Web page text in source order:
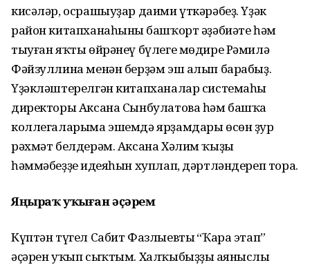
кисәләр, осрашыуҙар даими үткәрәбеҙ. Үҙәк
район китапханаһының башҡорт әҙәбиәте һәм
тыуған яҡты өйрәнеү бүлеге мөдире Рәмилә
Фәйзуллина менән берҙәм эш алып барабыҙ.
Үҙәкләштерелгән китапханалар системаһы
директоры Аксана Сынбулатова һәм башҡа
коллегаларыма эшемдә ярҙамдары өсөн ҙур
рәхмәт белдерәм. Аксана Хәлим ҡыҙы
һәммәбеҙҙең идеяһын хуплап, дәртләндереп тора.
Яңыраҡ уҡыған әҫәрем
Күптән түгел Сабит Фазлыевтың “Ҡара этап”
әҫәрен уҡып сыҡтым. Халҡыбыҙҙың аяныслы